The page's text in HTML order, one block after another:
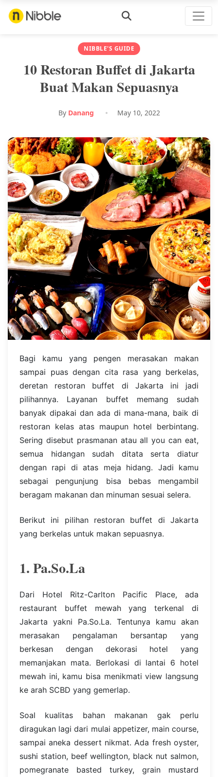
NIBBLE'S GUIDE
10 Restoran Buffet di Jakarta
Buat Makan Sepuasnya
By Danang May 10, 2022
Bagi kamu yang pengen merasakan makan
sampai puas dengan cita rasa yang berkelas,
deretan restoran buffet di Jakarta ini jadi
pilihannya. Layanan buffet memang sudah
banyak dipakai dan ada di mana-mana, baik di
restoran kelas atas maupun hotel berbintang.
Sering disebut prasmanan atau all you can eat,
semua hidangan sudah ditata serta diatur
dengan rapi di atas meja hidang. Jadi kamu
sebagai pengunjung bisa bebas mengambil
beragam makanan dan minuman sesuai selera.
Berikut ini pilihan restoran buffet di Jakarta
yang berkelas untuk makan sepuasnya.
1. Pa.So.La
Dari Hotel Ritz-Carlton Pacific Place, ada
restaurant buffet mewah yang terkenal di
Jakarta yakni Pa.So.La. Tentunya kamu akan
merasakan pengalaman bersantap yang
berkesan dengan dekorasi hotel yang
memanjakan mata. Berlokasi di lantai 6 hotel
mewah ini, kamu bisa menikmati view langsung
ke arah SCBD yang gemerlap.
Soal kualitas bahan makanan gak perlu
diragukan lagi dari mulai appetizer, main course,
sampai aneka dessert nikmat. Ada fresh oyster,
sushi station, beef wellington, black nut salmon,
pomegranate basted turkey, grain mustard